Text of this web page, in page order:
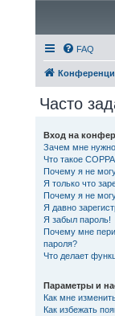
FAQ
Часто
Вход на
Зачем мне нужно
Что такое
Почему я не
Я только что
Почему я не
Я давно
Я забыл пароль!
Почему мне
пароля?
Что делает
Параметры и
Как мне
Как избежать